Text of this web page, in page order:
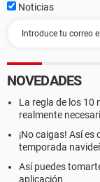
Noticias
NOVEDADES
La regla de los 10
realmente
¡No caigas! Así
temporada
Así puedes
aplicación